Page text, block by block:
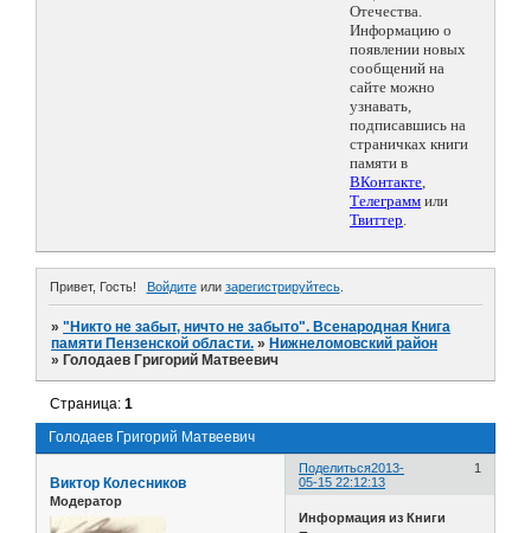
Отечества.
Информацию о
появлении новых
сообщений на
сайте можно
узнавать,
подписавшись на
страничках книги
памяти в
ВКонтакте,
Телеграмм или
Твиттер.
Привет, Гость! Войдитеили зарегистрируйтесь.
»"Никто не забыт, ничто не забыто". Всенародная Книга
памяти Пензенской области. » Нижнеломовский район
» Голодаев Григорий Матвеевич
Голодаев Григорий Матвеевич
Страница:1
Поделиться 1
2013-
05-15 22:12:13
Виктор Колесников
Модератор
Информация из Книги